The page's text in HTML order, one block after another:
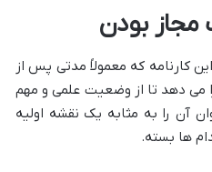
مجاز بودن
کارنامه که معمولاً مدتی پس از
می دهد تا از وضعیت علمی و مهم
آن را به مثابه یک نقشه اولیه
ها بسته.